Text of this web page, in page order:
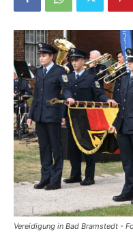
Vereidigung in Bad Bramstedt -